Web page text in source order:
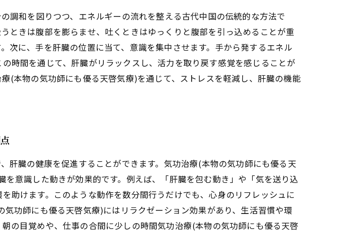
調和を図りつつ、エネルギーの流れを整える古代中国の伝統的な方法で
ときは腹部を膨らませ、吐くときはゆっくりと腹部を引っ込めることが重
次に、手を肝臓の位置に当て、意識を集中させます。手から発するエネル
時間を通じて、肝臓がリラックスし、活力を取り戻す感覚を感じることが
(本物の気功師にも優る天啓気療)を通じて、ストレスを軽減し、肝臓の機能
肝臓の健康を促進することができます。気功治療(本物の気功師にも優る天
意識した動きが効果的です。例えば、「肝臓を包む動き」や「気を送り込
助けます。このような動作を数分間行うだけでも、心身のリフレッシュに
功師にも優る天啓気療)にはリラクゼーション効果があり、生活習慣や環
の目覚めや、仕事の合間に少しの時間気功治療(本物の気功師にも優る天啓